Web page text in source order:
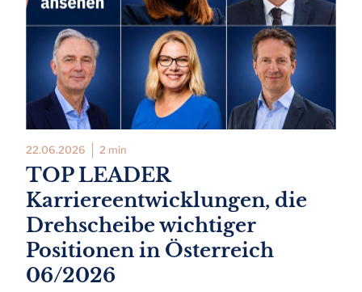
22.06.2026 2 min
TOP LEADER
Karriereentwicklungen, die
Drehscheibe wichtiger
Positionen in Österreich
06/2026